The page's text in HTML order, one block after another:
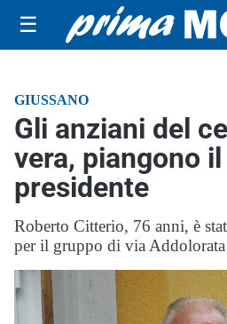
☰
GIUSSANO
Gli anziani del
vera, piangono
presidente
Roberto Citterio, 76 anni, è
per il gruppo di via Addolorata